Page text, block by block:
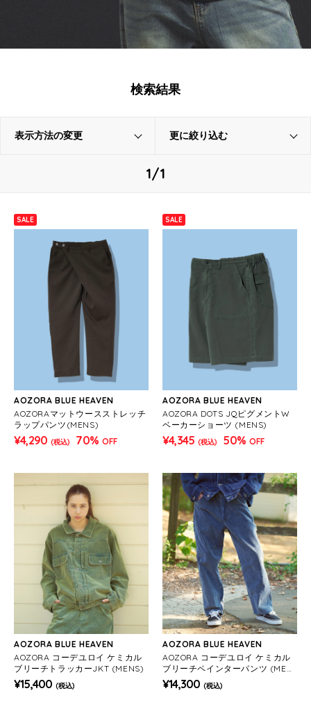
検索結果
表示方法の変更 更に絞り込む
1/1
SALE
AOZORA BLUE HEAVEN
AOZORAマットウースストレッチ
ラップパンツ(MENS)
¥4,290 (税込) 70% OFF
SALE
AOZORA BLUE HEAVEN
AOZORA DOTS JQピグメントW
ベーカーショーツ (MENS)
¥4,345 (税込) 50% OFF
AOZORA BLUE HEAVEN
AOZORA コーデユロイ ケミカル
ブリーチトラッカーJKT (MENS)
¥15,400 (税込)
AOZORA BLUE HEAVEN
AOZORA コーデユロイ ケミカル
ブリーチペインターパンツ (MEN
S)
¥14,300 (税込)